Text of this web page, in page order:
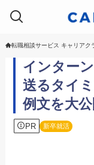
転職相談サービス キャリアク
インター
送るタイ
例文を大公
PR 新卒就活